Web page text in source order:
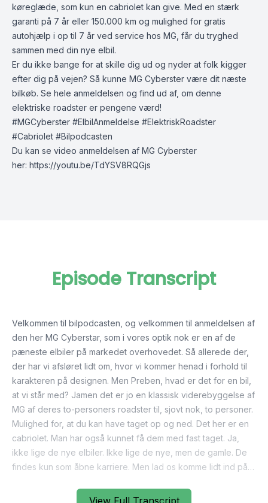
køreglæde, som kun en cabriolet kan give. Med en stærk
garanti på 7 år eller 150.000 km og mulighed for gratis
autohjælp i op til 7 år ved service hos MG, får du tryghed
sammen med din nye elbil.
Er du ikke bange for at skille dig ud og nyder at folk kigger
efter dig på vejen? Så kunne MG Cyberster være dit næste
bilkøb. Se hele anmeldelsen og find ud af, om denne
elektriske roadster er pengene værd!
#MGCyberster #ElbilAnmeldelse #ElektriskRoadster
#Cabriolet #Bilpodcasten
Du kan se video anmeldelsen af MG Cyberster
her: https://youtu.be/TdYSV8RQGjs
View Full Transcript
Episode Transcript